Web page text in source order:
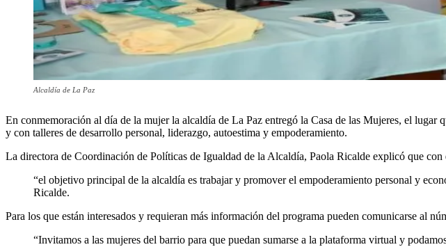
Alcaldía de La Paz
En conmemoración al día de la mujer la alcaldía de La Paz entregó la Casa de las Mujeres, el
y con talleres de desarrollo personal, liderazgo, autoestima y empoderamiento.
La directora de Coordinación de Políticas de Igualdad de la Alcaldía, Paola Ricalde explicó que
“el objetivo principal de la alcaldía es trabajar y promover el empoderamiento personal y
Ricalde.
Para los que están interesados y requieran más información del programa pueden comunicarse al
“Invitamos a las mujeres del barrio para que puedan sumarse a la plataforma virtual y